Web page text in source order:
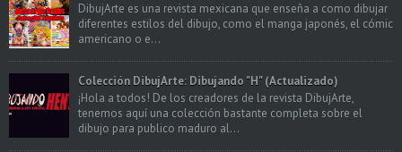
DibujArte es una revista mexicana que enseña a como dibujar
diferentes estilos del dibujo, como el manga japonés, el cómic
americano o e...
Colección DibujArte: Dibujando "H" (Actualizado)
¡Hola a todos! De los creadores de la revista DibujArte,
tenemos aquí una colección bastante completa sobre el
dibujo para publico maduro al...